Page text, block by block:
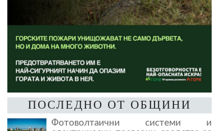
ПОСЛЕДНО ОТ ОБЩИНИ
Фотоволтаични системи и